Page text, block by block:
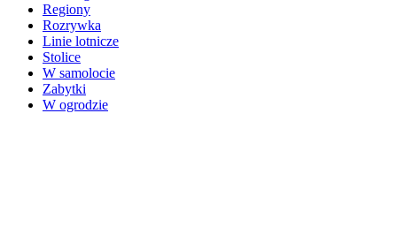
Regiony
Rozrywka
Linie lotnicze
Stolice
W samolocie
Zabytki
W ogrodzie